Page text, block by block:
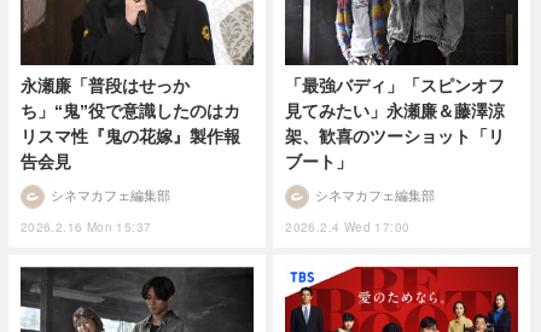
永瀬廉「普段はせっか
ち」“鬼”役で意識したのはカ
リスマ性『鬼の花嫁』製作報
告会見
2026.2.16 Mon 15:37
シネマカフェ編集部
「最強バディ」「スピンオフ
見てみたい」永瀬廉＆藤澤涼
架、歓喜のツーショット「リ
ブート」
2026.2.4 Wed 17:00
シネマカフェ編集部